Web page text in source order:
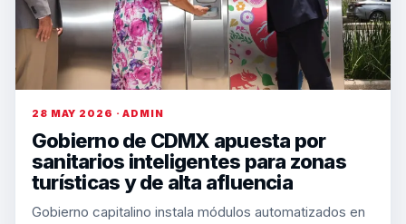
28 MAY 2026 · ADMIN
Gobierno de CDMX apuesta por
sanitarios inteligentes para zonas
turísticas y de alta afluencia
Gobierno capitalino instala módulos automatizados en